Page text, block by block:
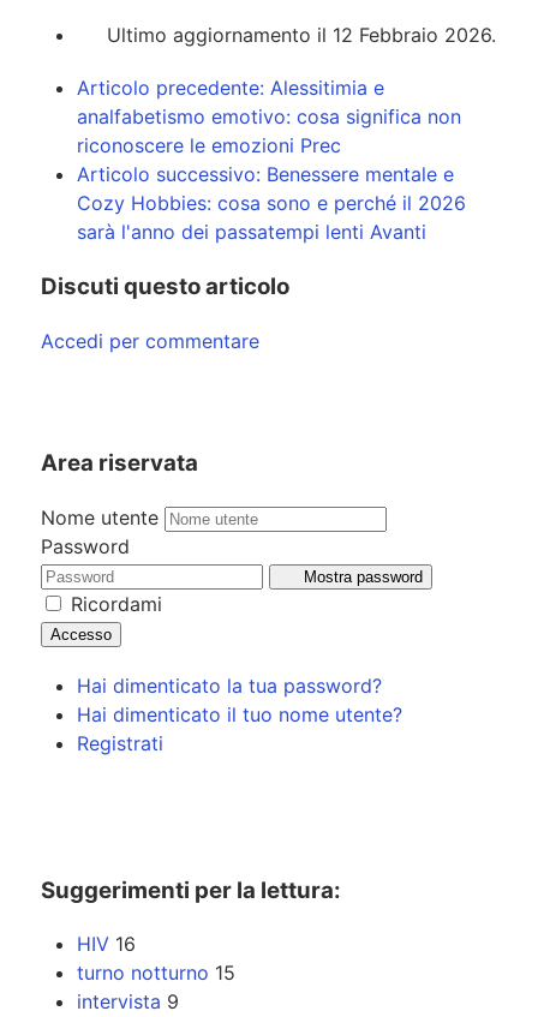
Ultimo aggiornamento il 12 Febbraio 2026.
Articolo precedente: Alessitimia e
analfabetismo emotivo: cosa significa non
riconoscere le emozioni Prec
Articolo successivo: Benessere mentale e
Cozy Hobbies: cosa sono e perché il 2026
sarà l'anno dei passatempi lenti Avanti
Discuti questo articolo
Accedi per commentare
Area riservata
Nome utente
Password
Mostra password
Ricordami
Accesso
Hai dimenticato la tua password?
Hai dimenticato il tuo nome utente?
Registrati
Suggerimenti per la lettura:
HIV 16
turno notturno 15
intervista 9